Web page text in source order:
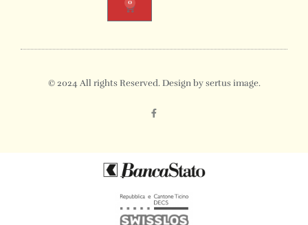
0
© 2024 All rights Reserved. Design by sertus image.